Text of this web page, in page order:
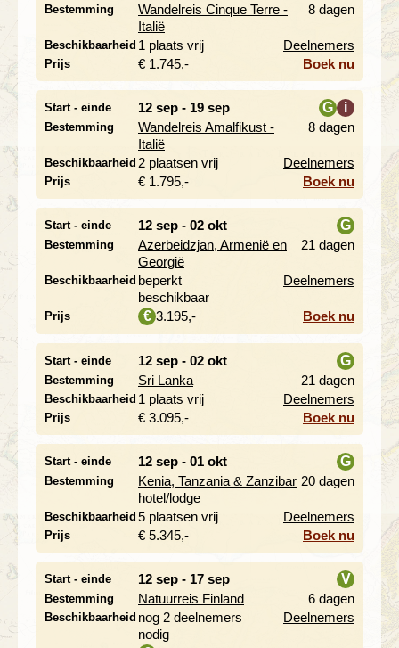
Bestemming
Wandelreis Cinque Terre -
Italië
8 dagen
Beschikbaarheid 1 plaats vrij Deelnemers
Prijs € 1.745,- Boek nu
Start - einde 12 sep - 19 sep
Bestemming
Wandelreis Amalfikust -
Italië
G
i
8 dagen
Beschikbaarheid 2 plaatsen vrij Deelnemers
Prijs € 1.795,- Boek nu
Start - einde 12 sep - 02 okt
Bestemming
Azerbeidzjan, Armenië en
Georgië
G
21 dagen
Beschikbaarheid beperkt
beschikbaar
Deelnemers
Prijs € 3.195,- Boek nu
Start - einde 12 sep - 02 okt
Bestemming Sri Lanka
G
21 dagen
Beschikbaarheid 1 plaats vrij Deelnemers
Prijs € 3.095,- Boek nu
Start - einde 12 sep - 01 okt
Bestemming
Kenia, Tanzania & Zanzibar
hotel/lodge
G
20 dagen
Beschikbaarheid 5 plaatsen vrij Deelnemers
Prijs € 5.345,- Boek nu
Start - einde 12 sep - 17 sep
Bestemming Natuurreis Finland
V
6 dagen
Beschikbaarheid nog 2 deelnemers
nodig
Deelnemers